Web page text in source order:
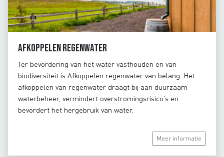
Afkoppelen regenwater
Ter bevordering van het water vasthouden en van
biodiversiteit is Afkoppelen regenwater van belang. Het
afkoppelen van regenwater draagt bij aan duurzaam
waterbeheer, vermindert overstromingsrisico's en
bevordert het hergebruik van water.
Meer informatie